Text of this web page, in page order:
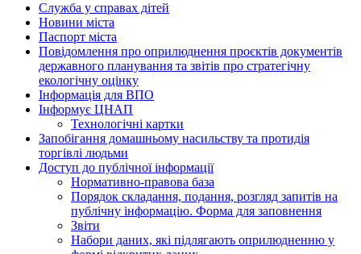
Служба у справах дітей
Новини міста
Паспорт міста
Повідомлення про оприлюднення проєктів документів
державного планування та звітів про стратегічну
екологічну оцінку
Інформація для ВПО
Інформує ЦНАП
Технологічні картки
Запобігання домашньому насильству та протидія
торгівлі людьми
Доступ до публічної інформації
Нормативно-правова база
Порядок складання, подання, розгляд запитів на
публічну інформацію. Форма для заповнення
Звіти
Набори даних, які підлягають оприлюдненню у